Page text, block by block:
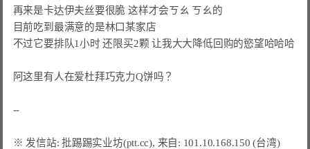
再来是卡达伊夫丝要很脆 这样才会ㄎㄠ ㄎㄠ的
目前吃到最满意的是林口某家店
不过它要排队1小时 还限买2颗 让我大大降低回购的慾望哈哈哈
阿这里有人在爱杜拜巧克力Q饼吗？
※ 发信站: 批踢踢实业坊(ptt.cc), 来自: 101.10.168.150 (台湾)